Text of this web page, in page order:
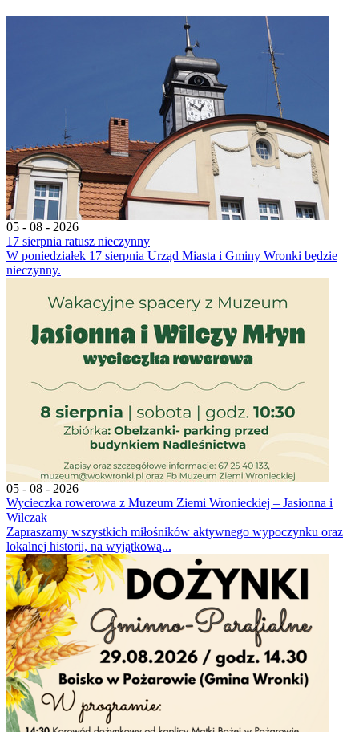
05 - 08 - 2026
17 sierpnia ratusz nieczynny
W poniedziałek 17 sierpnia Urząd Miasta i Gminy Wronki będzie
nieczynny.
05 - 08 - 2026
Wycieczka rowerowa z Muzeum Ziemi Wronieckiej – Jasionna i
Wilczak
Zapraszamy wszystkich miłośników aktywnego wypoczynku oraz
lokalnej historii, na wyjątkową...